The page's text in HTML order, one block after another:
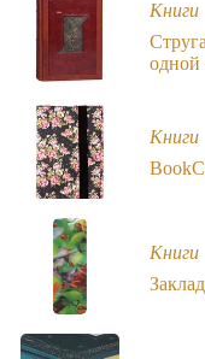
Книги
одной
Книги
Книги